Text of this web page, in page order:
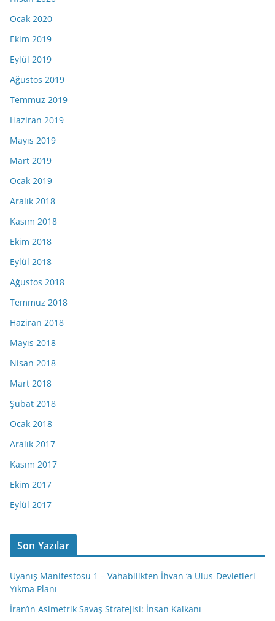
Ocak 2020
Ekim 2019
Eylül 2019
Ağustos 2019
Temmuz 2019
Haziran 2019
Mayıs 2019
Mart 2019
Ocak 2019
Aralık 2018
Kasım 2018
Ekim 2018
Eylül 2018
Ağustos 2018
Temmuz 2018
Haziran 2018
Mayıs 2018
Nisan 2018
Mart 2018
Şubat 2018
Ocak 2018
Aralık 2017
Kasım 2017
Ekim 2017
Eylül 2017
Son Yazılar
Uyanış Manifestosu 1 – Vahabilikten İhvan ‘a Ulus-Devletleri
Yıkma Planı
İran’ın Asimetrik Savaş Stratejisi: İnsan Kalkanı